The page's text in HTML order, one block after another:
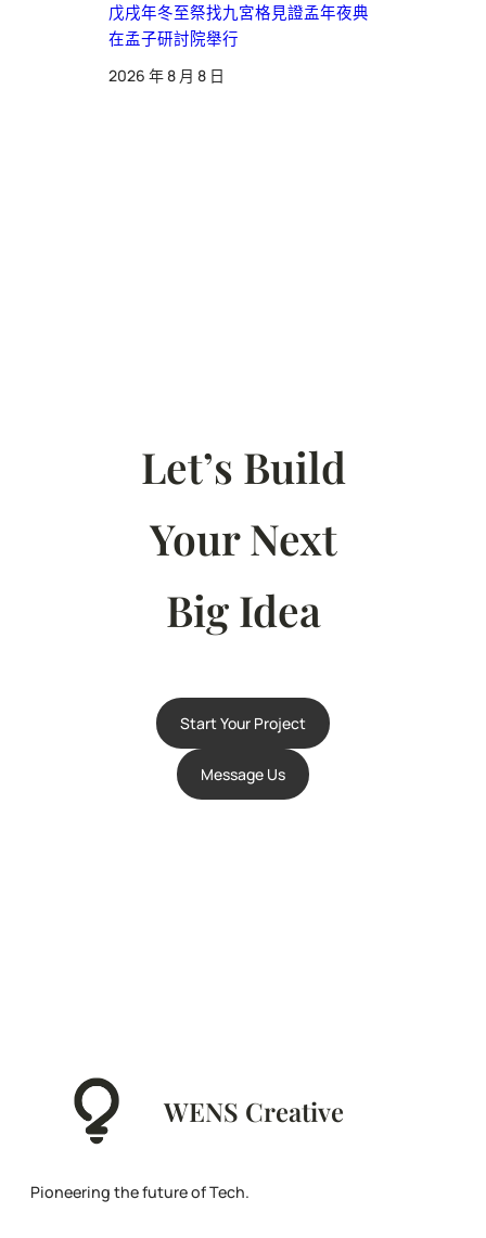
戊戌年冬至祭找九宮格見證孟年夜典
在孟子研討院舉行
2026 年 8 月 8 日
Let’s Build
Your Next
Big Idea
Start Your Project
Message Us
WENS Creative
Pioneering the future of Tech.